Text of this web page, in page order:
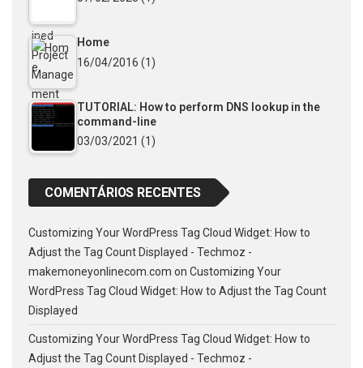
Home
16/04/2016 (1)
TUTORIAL: How to perform DNS lookup in the
command-line
03/03/2021 (1)
COMENTÁRIOS RECENTES
Customizing Your WordPress Tag Cloud Widget: How to
Adjust the Tag Count Displayed - Techmoz -
makemoneyonlinecom.com on Customizing Your
WordPress Tag Cloud Widget: How to Adjust the Tag Count
Displayed
Customizing Your WordPress Tag Cloud Widget: How to
Adjust the Tag Count Displayed - Techmoz -